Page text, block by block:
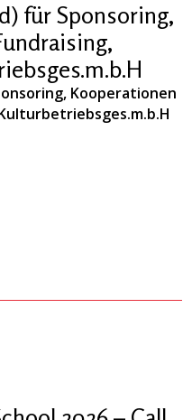
für Sponsoring,
Kooperationen